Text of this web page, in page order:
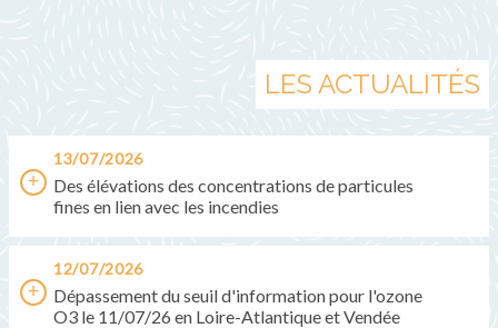
LES ACTUALITÉS
13/07/2026
Des élévations des concentrations de particules
fines en lien avec les incendies
12/07/2026
Dépassement du seuil d'information pour l'ozone
O3 le 11/07/26 en Loire-Atlantique et Vendée